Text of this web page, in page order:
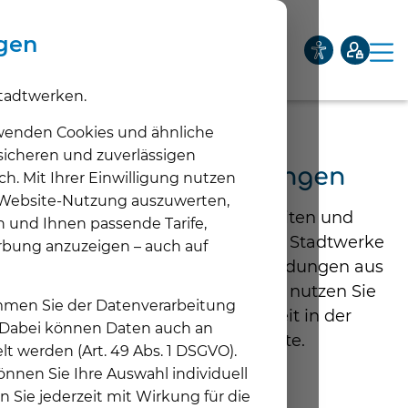
Cookies und ähnliche
und zuverlässigen
Mit Ihrer Einwilligung nutzen
Nutzung auszuwerten,
Ihnen passende Tarife,
anzuzeigen – auch auf
Sie der Datenverarbeitung
können Daten auch an
(Art. 49 Abs. 1 DSGVO).
Sie Ihre Auswahl individuell
Sie jederzeit mit Wirkung für die
Privatkunden Geschäftskunden
Unternehmen
Aktuelles
Alle Pressemeldungen
Hier finden Sie alle Neuigkeiten und
Pressemeldungen der Hertener Stadtwerke
der letzten Jahre. Wenn Sie Meldungen aus
einer bestimmten Zeit suchen, nutzen Sie
bitte die Auswahlmöglichkeit in der
nebenstehenden Spalte.